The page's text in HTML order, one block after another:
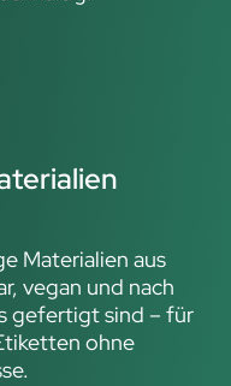
Materialien aus
vegan und nach
gefertigt sind – für
ohne